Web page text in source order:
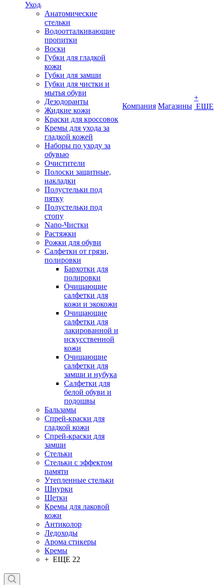
Уход
Анатомические
стельки
Водоотталкивающие
пропитки
Воски
Губки для гладкой
кожи
Губки для замши
Губки для чистки и
мытья обуви
Дезодоранты
Жидкие кожи
Краски для кроссовок
Кремы для ухода за
гладкой кожей
Наборы по уходу за
обувью
Очистители
Полоски защитные,
накладки
Полустельки под
пятку
Полустельки под
стопу
Nano-Чистки
Растяжки
Рожки для обуви
Салфетки от грязи,
полировки
Бархотки для
полировки
Очищающие
салфетки для
кожи и экокожи
Очищающие
салфетки для
лакированной и
искусственной
кожи
Очищающие
салфетки для
замши и нубука
Салфетки для
белой обуви и
подошвы
Бальзамы
Спрей-краски для
гладкой кожи
Спрей-краски для
замши
Стельки
Стельки с эффектом
памяти
Утепленные стельки
Шнурки
Щетки
Кремы для лаковой
кожи
Антиколор
Ледоходы
Арома стикеры
Кремы
+ ЕЩЕ 22
Компания Магазины
+
ЕЩЕ